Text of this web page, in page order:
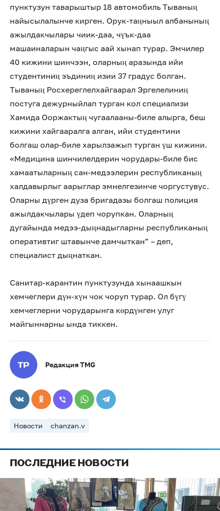
пунктузун таварыштыр 18 автомобиль Тываның
найысылалынче кирген. Орук-таңныыл албанының
ажылдакчылары чиик-даа, чүък-даа
машаиналарын чаңгыс аай хынап турар. Эмчилер
40 кижини шинчээн, оларның аразында ийи
студентиниң эъдиниң изии 37 градус болган.
Тываның Росхереглелхайгаарал Эргелелиниң
постуга дежурныйлап турган кол специализи
Хамида Ооржактың чугаалааны-биле алырга, беш
кижини хайгааралга алган, ийи студентини
болгаш олар-биле харылзажып турган үш кижини.
«Медицина шинчилелдерин чорудары-биле бис
хамаатыларның сан-медээлерин республиканың
халдавырлыг аарыглар эмнелгезинче чоргустувус.
Оларны дүрген дуза бригадазы болгаш полиция
ажылдакчылары үдеп чорупкан. Оларның
дугайында медээ-дыңнадыгларны республиканың
оперативтиг штавынче дамчыткан” – деп,
специалист дыңнаткан.
Санитар-карантин пунктузунда хынаашкын
хемчеглери дүн-хүн чок чоруп турар. Ол бүгү
хемчеглерни чорударынга көрдүнген улуг
майгыннарны ында тиккен.
Редакция TMG
Новости chanzan.v
ПОСЛЕДНИЕ НОВОСТИ